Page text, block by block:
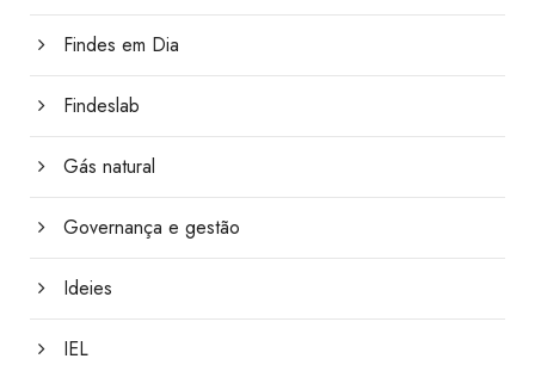
Findes em Dia
Findeslab
Gás natural
Governança e gestão
Ideies
IEL